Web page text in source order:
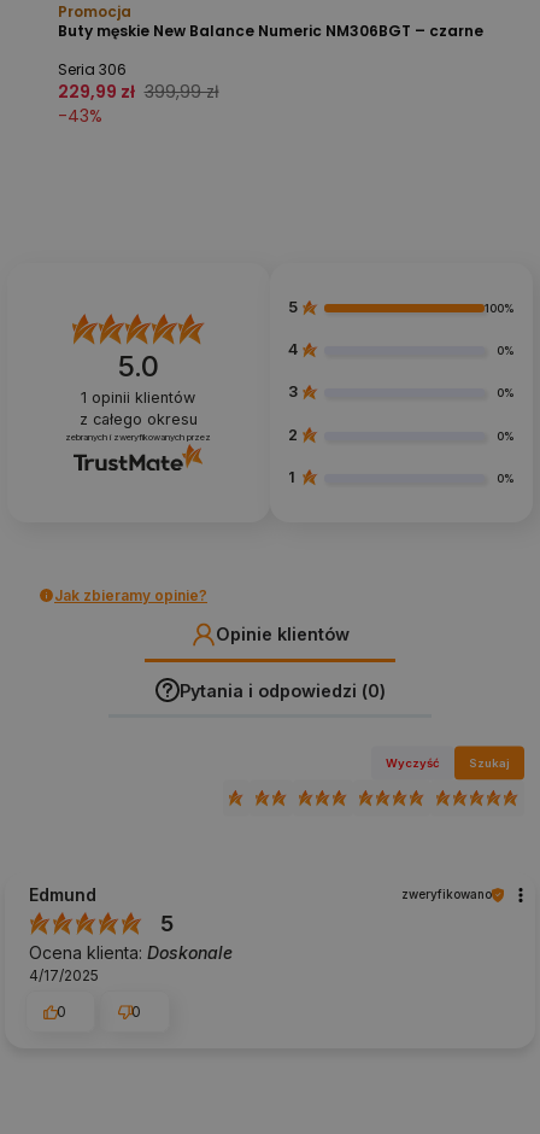
Promocja
Buty męskie New Balance Numeric NM306BGT – czarne
Seria 306
229,99 zł 399,99 zł
-43%
5.0
1 opinii klientów
z całego okresu
zebranych i zweryfikowanych przez
5 100%
4 0%
3 0%
2 0%
1 0%
Jak zbieramy opinie?
Opinie klientów
Pytania i odpowiedzi (0)
Wyczyść Szukaj
Edmund zweryfikowano
5
Ocena klienta: Doskonale
4/17/2025
0
0